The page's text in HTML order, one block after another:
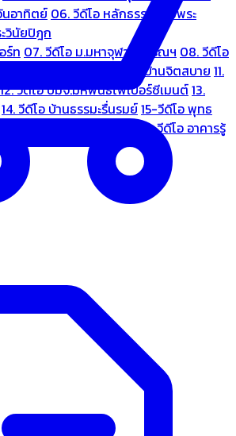
นอาทิตย์ 06. วีดีโอ หลักธรรมตามพระ
วินัยปิฎก
ร์ท 07. วีดีโอ ม.มหาจุฬาลงกรณฯ 08. วีดีโอ
10. วีดีโอ บ้านจิตสบาย 11.
12. วีดีโอ บมจ.มหพันธ์ไฟเบอร์ซีเมนต์13.
14. วีดีโอ บ้านธรรมะรื่นรมย์15-วีดีโอ พุทธ
19. วีดีโอ อาคารรู้